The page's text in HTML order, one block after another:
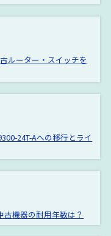
ルーター・スイッチを
24T-Aへの移行とライ
機器の耐用年数は？